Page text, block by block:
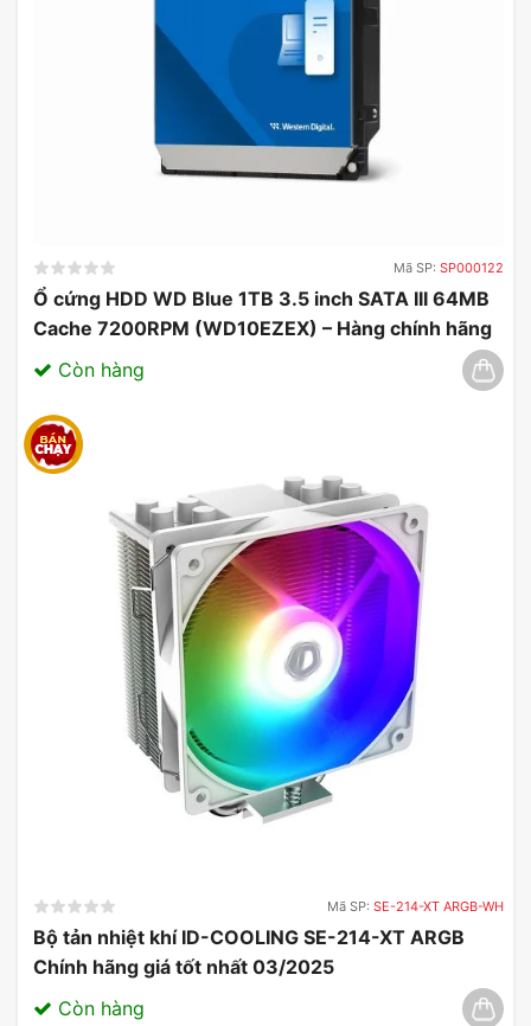
Mã SP: SP000122
Ổ cứng HDD WD Blue 1TB 3.5 inch SATA III 64MB
Cache 7200RPM (WD10EZEX) – Hàng chính hãng
03/2025
Còn hàng
Mã SP: SE-214-XT ARGB-WH
Bộ tản nhiệt khí ID-COOLING SE-214-XT ARGB
Chính hãng giá tốt nhất 03/2025
Còn hàng